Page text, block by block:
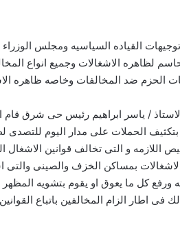
القياده السياسيه ومجلس الوزراء
لظاهره الاشغالات وجميع انواع
الحزم ضد المخالفات وخاصه ظاهره
/ ياسر ابراهيم رئيس حى شرق قام
بتكثيف الحملات على مدار اليوم
اللازمه و التى تخالف قوانين
بمساكن الخزف والصينى
ورفع كل ما يعوق او يقوم بتشويه
فى اطار الزام المخالفين باتباع